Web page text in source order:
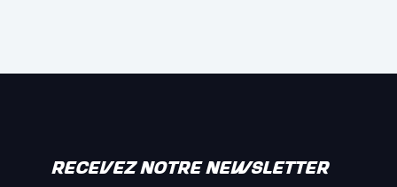
RECEVEZ NOTRE NEWSLETTER